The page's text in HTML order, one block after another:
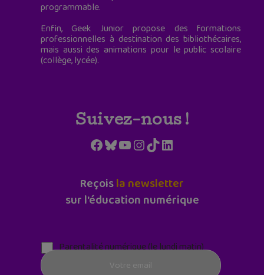
programmable.
Enfin, Geek Junior propose des formations
professionnelles à destination des bibliothécaires,
mais aussi des animations pour le public scolaire
(collège, lycée).
Suivez-nous !
Facebook
Bluesky
YouTube
Instagram
TikTokLinkedIn
Reçoisla newsletter
sur l'éducation numérique
Parentalité numérique (le lundi matin)